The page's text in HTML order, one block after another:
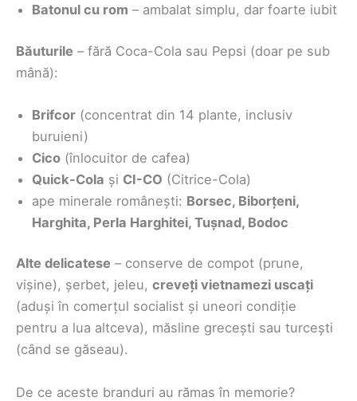
Batonul cu rom – ambalat simplu, dar foarte iubit
Băuturile – fără Coca-Cola sau Pepsi (doar pe sub
mână):
Brifcor (concentrat din 14 plante, inclusiv
buruieni)
Cico (înlocuitor de cafea)
Quick-Cola și CI-CO (Citrice-Cola)
ape minerale românești: Borsec, Biborțeni,
Harghita, Perla Harghitei, Tușnad, Bodoc
Alte delicatese – conserve de compot (prune,
vișine), șerbet, jeleu, creveți vietnamezi uscați
(aduși în comerțul socialist și uneori condiție
pentru a lua altceva), măsline grecești sau turcești
(când se găseau).
De ce aceste branduri au rămas în memorie?